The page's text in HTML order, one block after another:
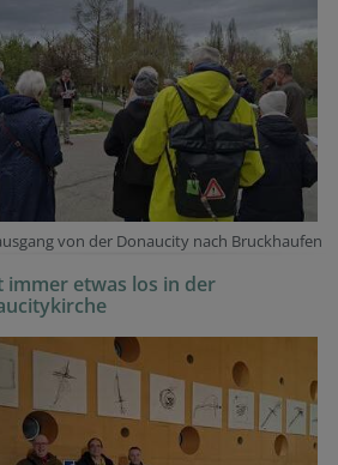
von der Donaucity nach Bruckhaufen
immer etwas los in der